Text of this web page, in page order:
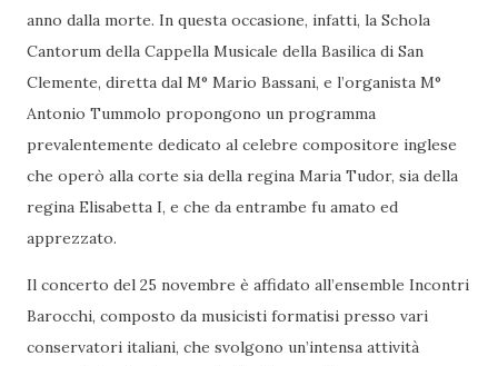
anno dalla morte. In questa occasione, infatti, la Schola
Cantorum della Cappella Musicale della Basilica di San
Clemente, diretta dal M° Mario Bassani, e l’organista M°
Antonio Tummolo propongono un programma
prevalentemente dedicato al celebre compositore inglese
che operò alla corte sia della regina Maria Tudor, sia della
regina Elisabetta I, e che da entrambe fu amato ed
apprezzato.
Il concerto del 25 novembre è affidato all’ensemble Incontri
Barocchi, composto da musicisti formatisi presso vari
conservatori italiani, che svolgono un’intensa attività